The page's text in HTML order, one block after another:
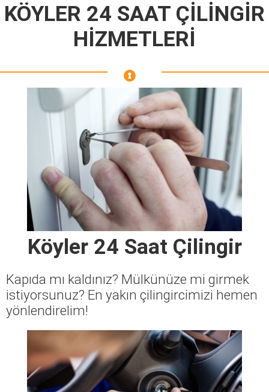
KÖYLER 24 SAAT ÇİLİNGİR
HİZMETLERİ
Köyler 24 Saat Çilingir
Kapıda mı kaldınız? Mülkünüze mi girmek
istiyorsunuz? En yakın çilingircimizi hemen
yönlendirelim!